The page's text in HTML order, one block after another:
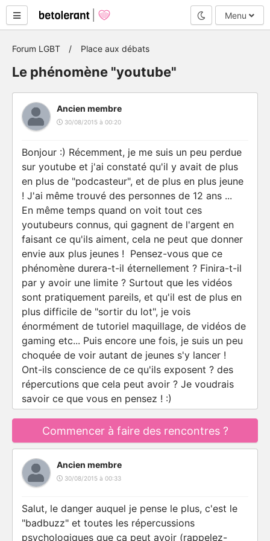
Mode nuit
Menu
Forum LGBT Place aux débats
Le phénomène "youtube"
Ancien membre
30/08/2015 à 00:20
Bonjour :) Récemment, je me suis un peu perdue
sur youtube et j'ai constaté qu'il y avait de plus
en plus de "podcasteur", et de plus en plus jeune
! J'ai même trouvé des personnes de 12 ans ...
En même temps quand on voit tout ces
youtubeurs connus, qui gagnent de l'argent en
faisant ce qu'ils aiment, cela ne peut que donner
envie aux plus jeunes ! Pensez-vous que ce
phénomène durera-t-il éternellement ? Finira-t-il
par y avoir une limite ? Surtout que les vidéos
sont pratiquement pareils, et qu'il est de plus en
plus difficile de "sortir du lot", je vois
énormément de tutoriel maquillage, de vidéos de
gaming etc... Puis encore une fois, je suis un peu
choquée de voir autant de jeunes s'y lancer !
Ont-ils conscience de ce qu'ils exposent ? des
répercutions que cela peut avoir ? Je voudrais
savoir ce que vous en pensez ! :)
Commencer à faire des rencontres ?
Ancien membre
30/08/2015 à 00:33
Salut, le danger auquel je pense le plus, c'est le
"badbuzz" et toutes les répercussions
psychologiques que ça peut avoir (rappelez-